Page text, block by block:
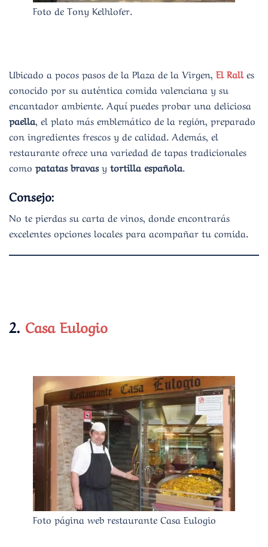
Foto de Tony Kelhlofer.
Ubicado a pocos pasos de la Plaza de la Virgen, El Ralles
conocido por su auténtica comida valenciana y su
encantador ambiente. Aquí puedes probar una deliciosa
paella, el plato más emblemático de la región, preparado
con ingredientes frescos y de calidad. Además, el
restaurante ofrece una variedad de tapas tradicionales
como patatas bravasy tortilla española
Consejo:
No te pierdas su carta de vinos, donde encontrarás
excelentes opciones locales para acompañar tu comida.
2. Casa Eulogio
Foto página web restaurante Casa Eulogio